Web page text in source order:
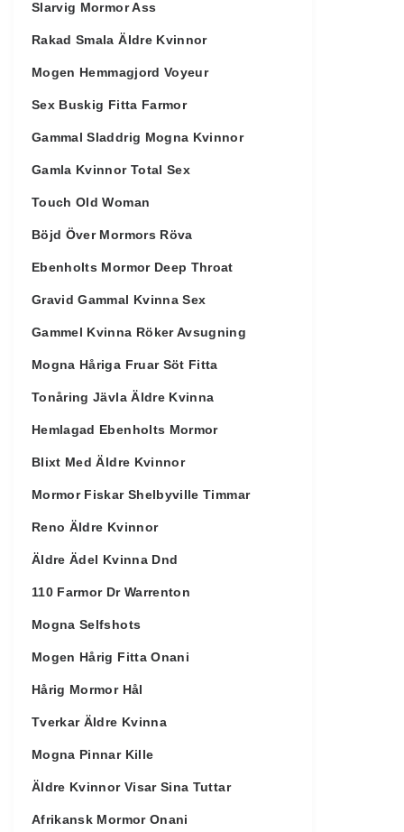
Slarvig Mormor Ass
Rakad Smala Äldre Kvinnor
Mogen Hemmagjord Voyeur
Sex Buskig Fitta Farmor
Gammal Sladdrig Mogna Kvinnor
Gamla Kvinnor Total Sex
Touch Old Woman
Böjd Över Mormors Röva
Ebenholts Mormor Deep Throat
Gravid Gammal Kvinna Sex
Gammel Kvinna Röker Avsugning
Mogna Håriga Fruar Söt Fitta
Tonåring Jävla Äldre Kvinna
Hemlagad Ebenholts Mormor
Blixt Med Äldre Kvinnor
Mormor Fiskar Shelbyville Timmar
Reno Äldre Kvinnor
Äldre Ädel Kvinna Dnd
110 Farmor Dr Warrenton
Mogna Selfshots
Mogen Hårig Fitta Onani
Hårig Mormor Hål
Tverkar Äldre Kvinna
Mogna Pinnar Kille
Äldre Kvinnor Visar Sina Tuttar
Afrikansk Mormor Onani